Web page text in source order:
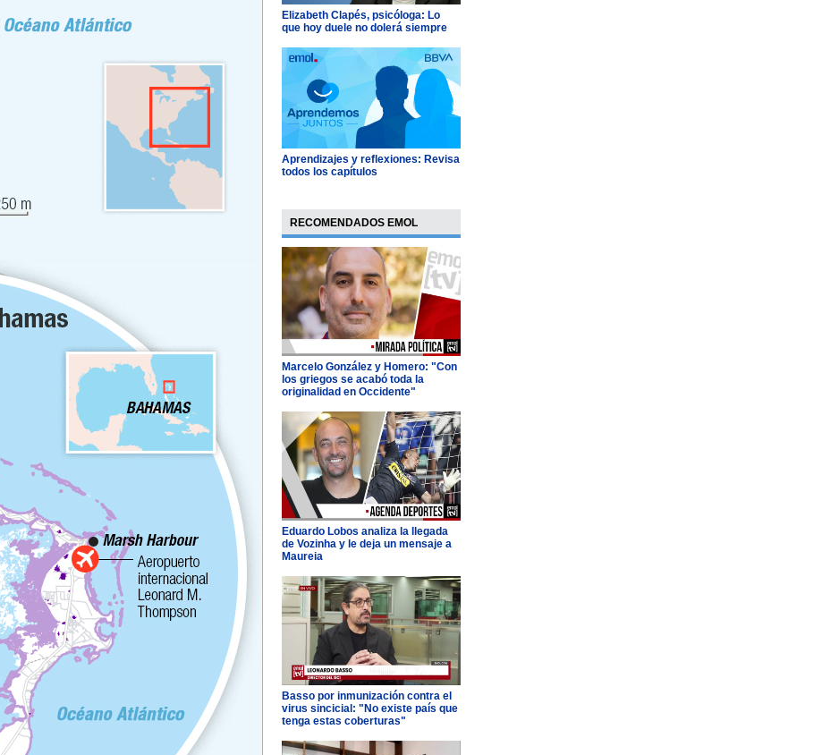
Elizabeth Clapés, psicóloga: Lo
que hoy duele no dolerá siempre
Aprendizajes y reflexiones: Revisa
todos los capítulos
RECOMENDADOS EMOL
Marcelo González y Homero: "Con
los griegos se acabó toda la
originalidad en Occidente"
Eduardo Lobos analiza la llegada
de Vozinha y le deja un mensaje a
Maureia
Basso por inmunización contra el
virus sincicial: "No existe país que
tenga estas coberturas"